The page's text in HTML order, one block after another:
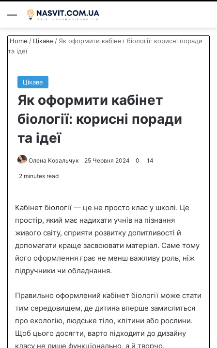
Menu
Home / Цікаве / Як оформити кабінет біології: корисні поради
та ідеї
Цікаве
Як оформити кабінет
біології: корисні поради
та ідеї
Олена Ковальчук
a
n
e
25 Червня 2024 0 14
2 minutes read
Кабінет біології — це не просто клас у школі. Це
простір, який має надихати учнів на пізнання
живого світу, сприяти розвитку допитливості й
допомагати краще засвоювати матеріал. Саме тому
його оформлення грає не менш важливу роль, ніж
підручники чи обладнання.
Правильно оформлений кабінет біології може стати
тим середовищем, де дитина вперше замислиться
про екологію, людське тіло, клітини або рослини.
Щоб цього досягти, варто підходити до дизайну
класу не лише функціонально, а й творчо.